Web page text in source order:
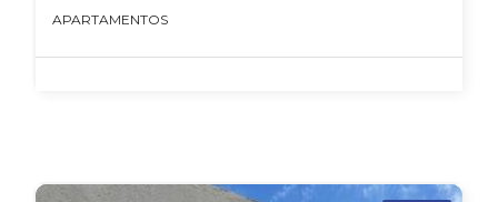
APARTAMENTOS